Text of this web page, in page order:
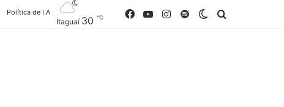
Política de I.A
Itaguaí 30 ℃ FacebookYouTubeInstagram
SpotifySwitch skin